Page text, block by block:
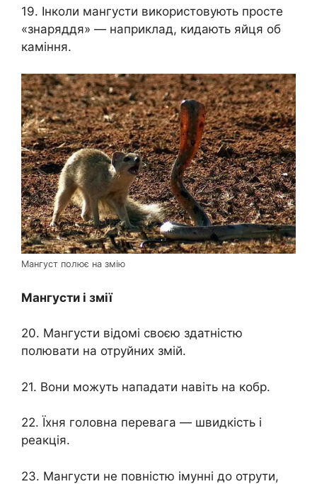
19. Інколи мангусти використовують просте
«знаряддя» — наприклад, кидають яйця об
каміння.
Мангуст полює на змію
Мангусти і змії
20. Мангусти відомі своєю здатністю
полювати на отруйних змій.
21. Вони можуть нападати навіть на кобр.
22. Їхня головна перевага — швидкість і
реакція.
23. Мангусти не повністю імунні до отрути,